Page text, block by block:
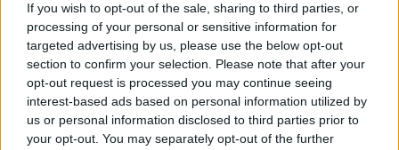
If you wish to opt-out of the sale, sharing to third parties, or
processing of your personal or sensitive information for
targeted advertising by us, please use the below opt-out
section to confirm your selection. Please note that after your
opt-out request is processed you may continue seeing
interest-based ads based on personal information utilized by
us or personal information disclosed to third parties prior to
your opt-out. You may separately opt-out of the further
ezen a hétvégén, korábban...
(2018/22-23.)
2018. június 09.
A Solo: Egy Star Wars-történet egy héttel ezelőtt még
vígan őrizte a #1 pozíciót Amerikában és